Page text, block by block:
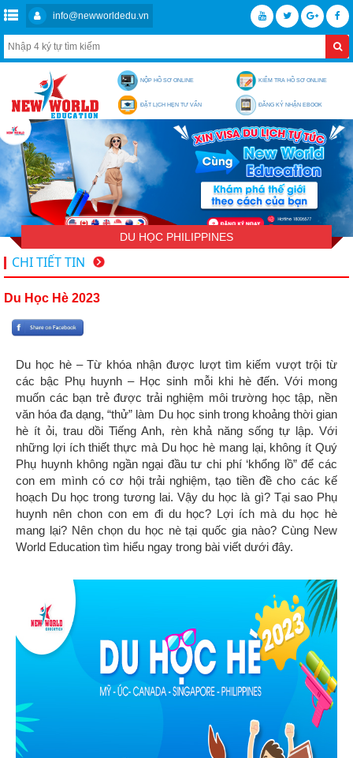
info@newworldedu.vn
NỘP HỒ SƠ ONLINE KIỂM TRA HỒ SƠ ONLINE
ĐẶT LỊCH HẸN TƯ VẤN ĐĂNG KÝ NHẬN EBOOK
DU HỌC PHILIPPINES
CHI TIẾT TIN
Du Học Hè 2023
Du học hè – Từ khóa nhận được lượt tìm kiếm vượt trội từ
các bậc Phụ huynh – Học sinh mỗi khi hè đến. Với mong
muốn các bạn trẻ được trải nghiệm môi trường học tập, nền
văn hóa đa dạng, “thử” làm Du học sinh trong khoảng thời gian
hè ít ỏi, trau dồi Tiếng Anh, rèn khả năng sống tự lập. Với
những lợi ích thiết thực mà Du học hè mang lại, không ít Quý
Phụ huynh không ngần ngại đầu tư chi phí ‘khổng lồ” để các
con em mình có cơ hội trải nghiệm, tạo tiền đề cho các kế
hoạch Du học trong tương lai. Vậy du học là gì? Tại sao Phụ
huynh nên chon con em đi du học? Lợi ích mà du học hè
mang lại? Nên chọn du học nè tại quốc gia nào? Cùng New
World Education tìm hiểu ngay trong bài viết dưới đây.